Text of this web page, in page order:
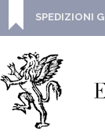
SPEDIZIONI